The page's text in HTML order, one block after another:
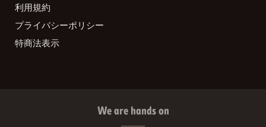
利用規約
プライバシーポリシー
特商法表示
We are hands on